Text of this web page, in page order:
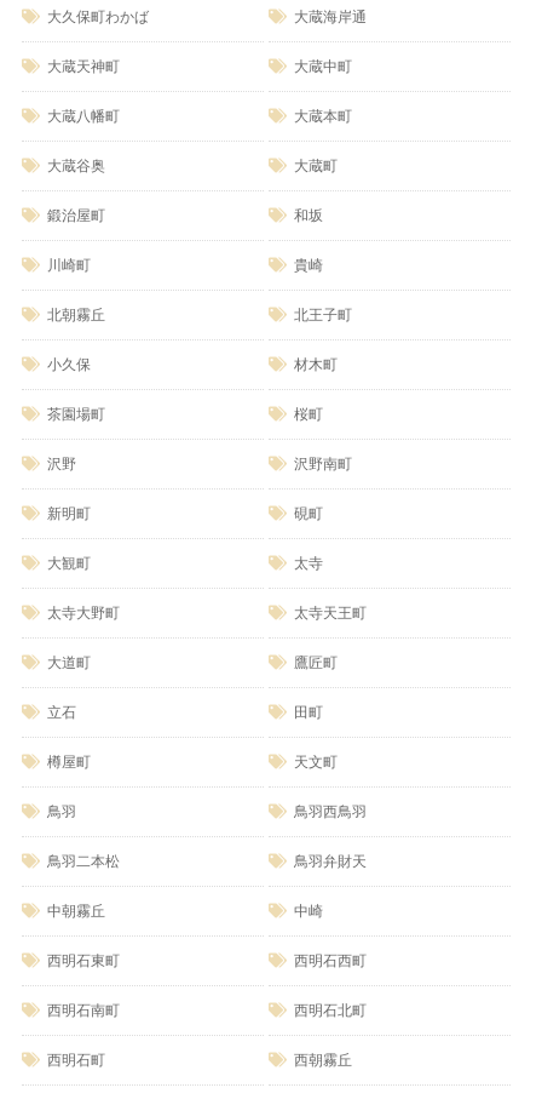
大久保町わかば 大蔵海岸通
大蔵天神町 大蔵中町
大蔵八幡町 大蔵本町
大蔵谷奥 大蔵町
鍛治屋町 和坂
川崎町 貴崎
北朝霧丘 北王子町
小久保 材木町
茶園場町 桜町
沢野 沢野南町
新明町 硯町
大観町 太寺
太寺大野町 太寺天王町
大道町 鷹匠町
立石 田町
樽屋町 天文町
鳥羽 鳥羽西鳥羽
鳥羽二本松 鳥羽弁財天
中朝霧丘 中崎
西明石東町 西明石西町
西明石南町 西明石北町
西明石町 西朝霧丘